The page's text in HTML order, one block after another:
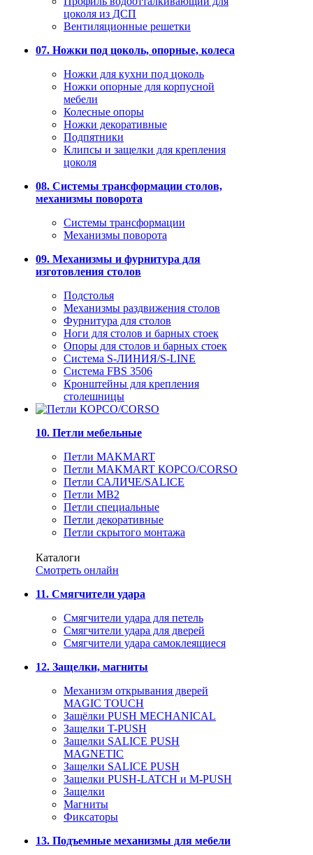
цоколя из ДСП
Вентиляционные решетки
07. Ножки под цоколь, опорные, колеса
Ножки для кухни под цоколь
Ножки опорные для корпусной
мебели
Колесные опоры
Ножки декоративные
Подпятники
Клипсы и защелки для крепления
цоколя
08. Системы трансформации столов,
механизмы поворота
Системы трансформации
Механизмы поворота
09. Механизмы и фурнитура для
изготовления столов
Подстолья
Механизмы раздвижения столов
Фурнитура для столов
Ноги для столов и барных стоек
Опоры для столов и барных стоек
Система S-ЛИНИЯ/S-LINE
Система FBS 3506
Кронштейны для крепления
столешницы
10. Петли мебельные
Петли MAKMART
Петли MAKMART КОРСО/CORSO
Петли САЛИЧЕ/SALICE
Петли MB2
Петли специальные
Петли декоративные
Петли скрытого монтажа
Каталоги
Смотреть онлайн
11. Смягчители удара
Смягчители удара для петель
Смягчители удара для дверей
Cмягчители удара самоклеящиеся
12. Защелки, магниты
Механизм открывания дверей
MAGIC TOUCH
Защёлки PUSH MECHANICAL
Защелки T-PUSH
Защелки SALICE PUSH
MAGNETIC
Защелки SALICE PUSH
Защелки PUSH-LATCH и M-PUSH
Защелки
Магниты
Фиксаторы
13. Подъемные механизмы для мебели